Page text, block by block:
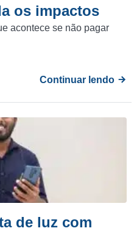
os impactos
acontece se não pagar
Continuar lendo
de luz com